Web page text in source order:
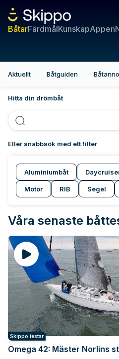
BåtarFärdmålKunskapAppen
Aktuellt Båtguiden
Hitta din drömbåt
Eller snabbsök med ett filter
Aluminiumbåt
Motor RIB Segel
Sök båttest –
Våra senaste
Skippo testar
Omega 42: Mäster Norlins